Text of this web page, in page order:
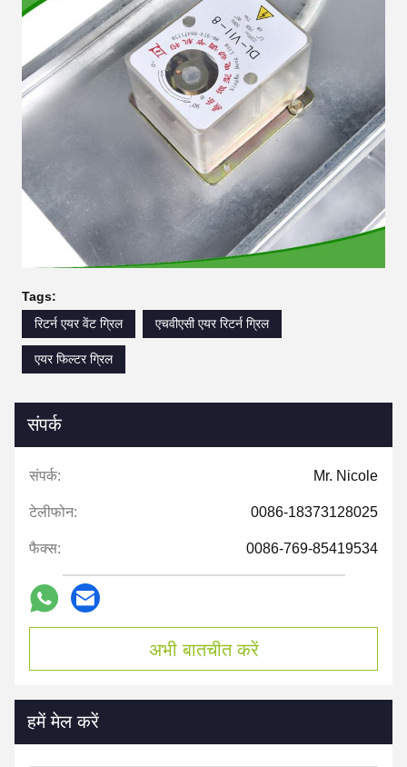
Tags:
रिटर्न एयर वेंट ग्रिल
एचवीएसी एयर रिटर्न ग्रिल
एयर फिल्टर ग्रिल
संपर्क
संपर्क: Mr. Nicole
टेलीफोन: 0086-18373128025
फैक्स: 0086-769-85419534
अभी बातचीत करें
हमें मेल करें